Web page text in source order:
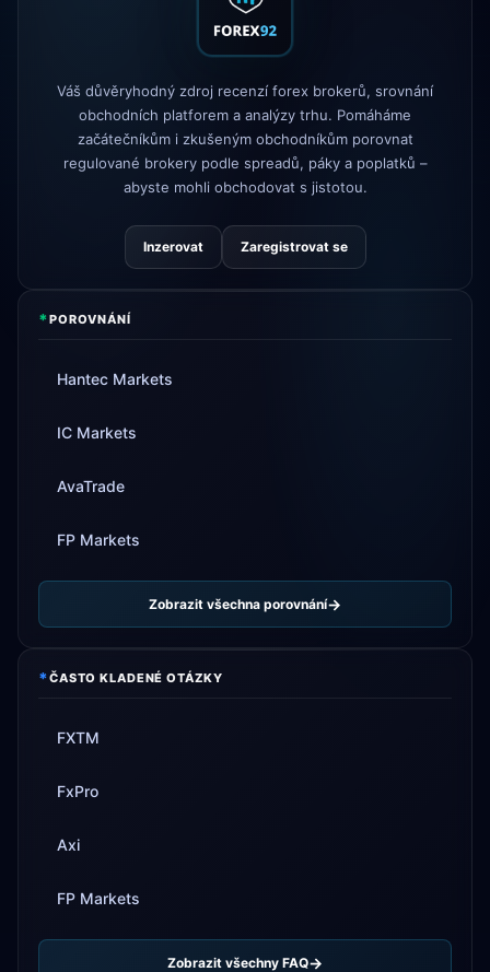
FP Markets— nové účty bez provizí
AvaTradeztráta regulační licence 3d
Tickmillrychlost výběru nyní 24
hodin
Váš důvěryhodný zdroj recenzí forex brokerů, srovnání
obchodních platforem a analýzy trhu. Pomáháme
začátečníkům i zkušeným obchodníkům porovnat
regulované brokery podle spreadů, páky a poplatků –
abyste mohli obchodovat s jistotou.
Inzerovat Zaregistrovat se
*POROVNÁNÍ
Hantec Markets
IC Markets
AvaTrade
FP Markets
Zobrazit všechna porovnání
*ČASTO KLADENÉ OTÁZKY
FXTM
FxPro
Axi
FP Markets
Zobrazit všechny FAQ